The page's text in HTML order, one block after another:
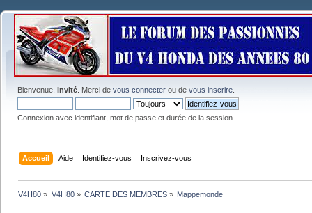
Bienvenue, Invité . Merci de vous connecter ou de vous inscrire
Connexion avec identifiant, mot de passe et durée de la session
Accueil Aide Identifiez-vous Inscrivez-vous
V4H80 » V4H80» CARTE DES MEMBRES» Mappemonde